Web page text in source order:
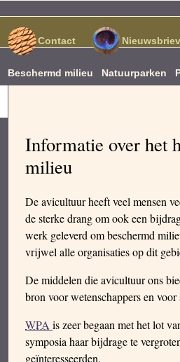
Informatie over het
milieu
De avicultuur heeft veel mensen
de sterke drang om ook een
werk geleverd om beschermd
vrijwel alle organisaties op dit
De middelen die avicultuur ons
bron voor wetenschappers en
WPA is zeer begaan met het lot
symposia haar bijdrage te
geïnteresseerden.
Contact
Beschermd milieu Natuurparken